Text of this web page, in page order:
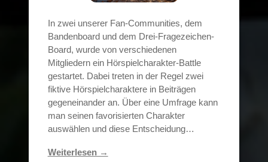
In zwei unserer Fan-Communities, dem
Bandenboard und dem Drei-Fragezeichen-
Board, wurde von verschiedenen
Mitgliedern ein Hörspielcharakter-Battle
gestartet. Dabei treten in der Regel zwei
fiktive Hörspielcharaktere in Beiträgen
gegeneinander an. Über eine Umfrage kann
man seinen favorisierten Charakter
auswählen und diese Entscheidung…
Weiterlesen →